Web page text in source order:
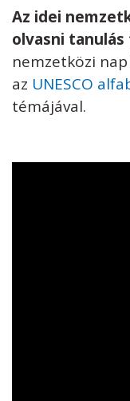
Az idei
olvasni
nemzetközi
az UNESCO
témájával.